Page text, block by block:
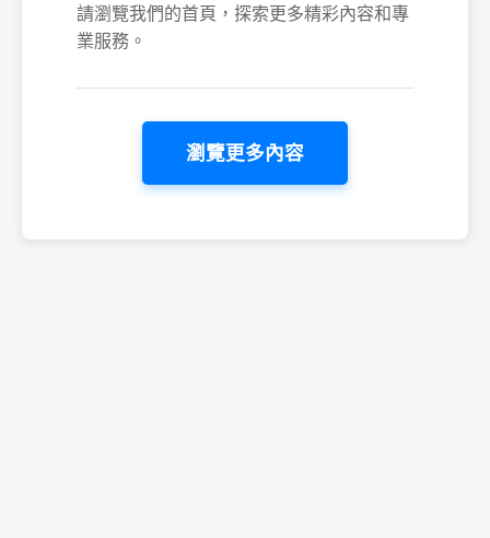
請瀏覽我們的首頁，探索更多精彩內容和專
業服務。
瀏覽更多內容